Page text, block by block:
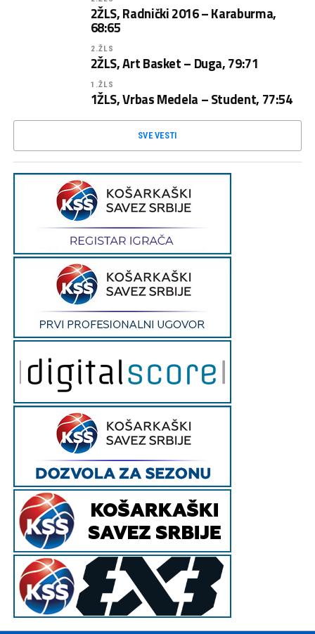
2ŽLS, Radnički 2016 – Karaburma,
68:65
2.ŽLS
2ŽLS, Art Basket – Duga, 79:71
1.ŽLS
1ŽLS, Vrbas Medela – Student, 77:54
SVE VESTI